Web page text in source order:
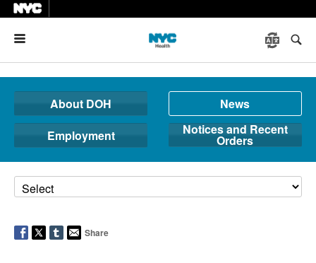
About DOH
News
Employment
Notices and Recent
Orders
Share